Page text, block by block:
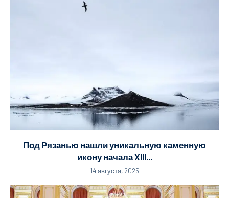
Под Рязанью нашли уникальную каменную
икону начала XIII...
14 августа, 2025